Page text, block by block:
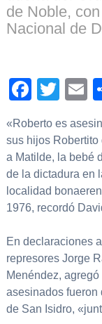
de Noble,
Nacional de
«Roberto es
sus hijos Robertito
a Matilde, la bebé
de la dictadura en
localidad
1976, recordó
En declaraciones
represores Jorge
Menéndez,
asesinados fueron
de San Isidro,